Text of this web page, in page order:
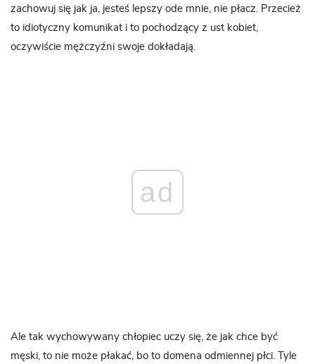
zachowuj się jak ja, jesteś lepszy ode mnie, nie płacz. Przecież
to idiotyczny komunikat i to pochodzący z ust kobiet,
oczywiście mężczyźni swoje dokładają.
ad
Ale tak wychowywany chłopiec uczy się, że jak chce być
męski, to nie może płakać, bo to domena odmiennej płci. Tyle